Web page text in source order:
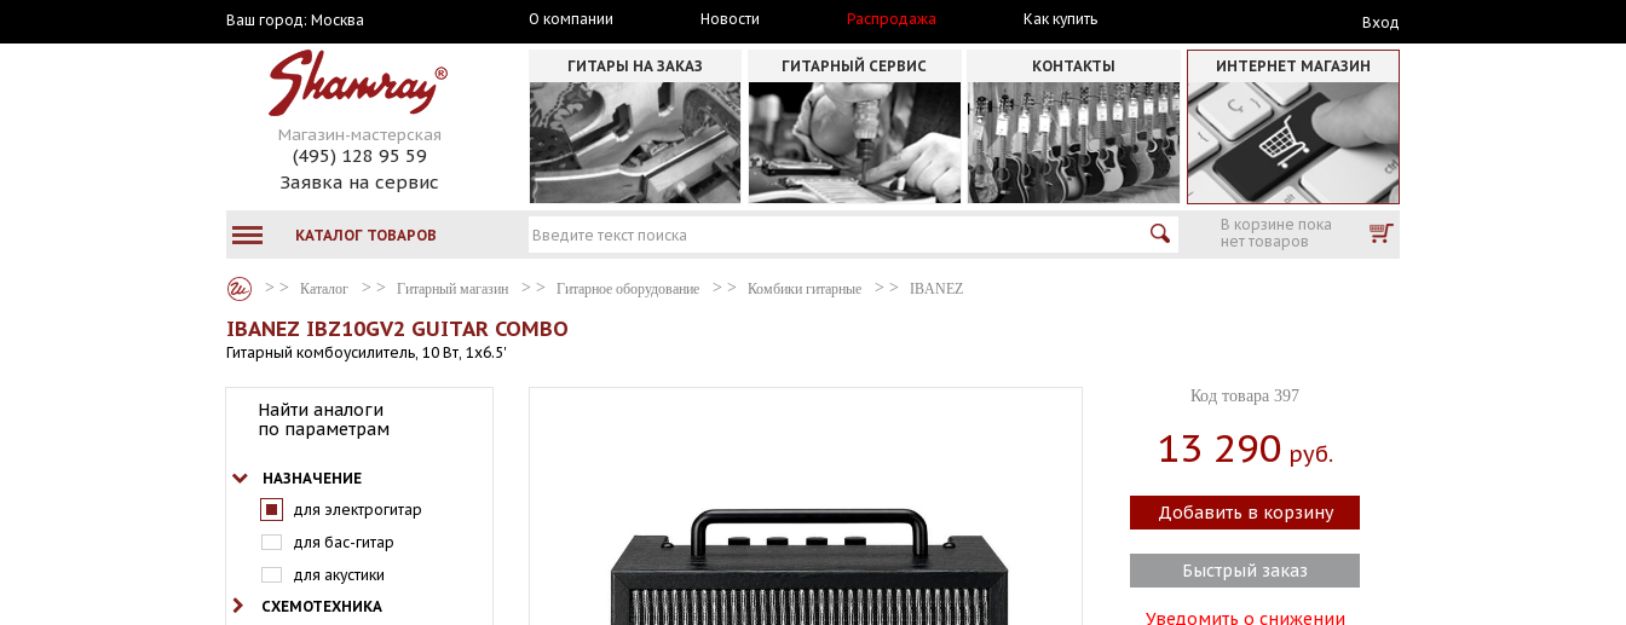
Ваш город: Москва О компании Новости Распродажа Как купить Вход
Магазин-мастерская
(495) 128 95 59
Заявка на сервис
ГИТАРЫ НА ЗАКАЗ ГИТАРНЫЙ СЕРВИС КОНТАКТЫ ИНТЕРНЕТ МАГАЗИН
КАТАЛОГ ТОВАРОВ
В корзине пока
нет товаров
Каталог Гитарный магазин Гитарное оборудование Комбики гитарные IBANEZ
IBANEZ IBZ10GV2 GUITAR COMBO
Гитарный комбоусилитель, 10 Вт, 1x6.5'
Найти аналоги
по параметрам
НАЗНАЧЕНИЕ
для электрогитар
для бас-гитар
для акустики
СХЕМОТЕХНИКА
Код товара 397
13 290 Руб.
Добавить в корзину
Быстрый заказ
Уведомить о снижении